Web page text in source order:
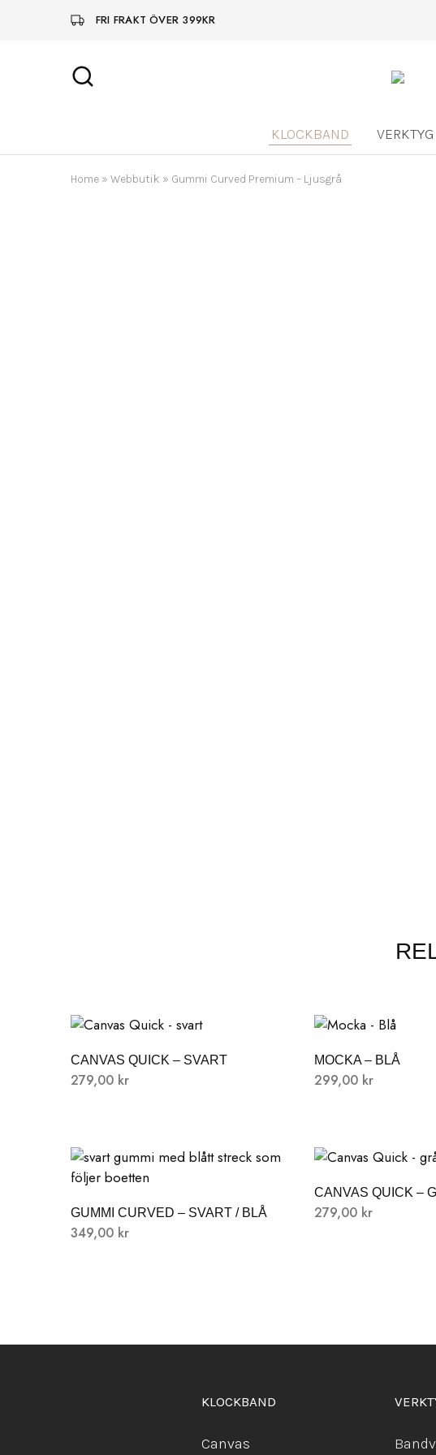
FRI FRAKT ÖVER 399KR
Watch
watch
KLOCKBAND VERKTYG
Home » Webbutik » Gummi Curved Premium – Ljusgrå
CANVAS QUICK – SVART
279,00 kr
MOCKA – BLÅ
299,00 kr
GUMMI CURVED – SVART / BLÅ
349,00 kr
CANVAS QUICK –
279,00 kr
KLOCKBAND
Canvas